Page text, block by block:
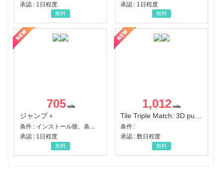
承認 : 1日程度
無料
承認 : 1日程度
無料
705
ジャンプ＋
承認 : 1日程度
無料
1,012
条件 :
承認 : 数日程度
無料